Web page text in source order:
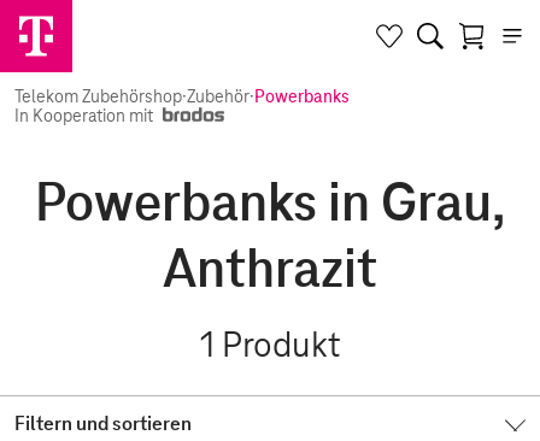
Telekom Zubehörshop·Zubehör·Powerbanks
In Kooperation mit
Powerbanks in Grau,
Anthrazit
1 Produkt
Filtern und sortieren